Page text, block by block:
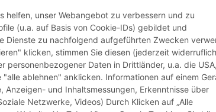
helfen, unser Webangebot zu verbessern und zu
(u.a. auf Basis von Cookie-IDs) gebildet und
Dienste zu nachfolgend aufgeführten Zwecken
klicken, stimmen Sie diesen (jederzeit
personenbezogener Daten in Drittländer, u.a. die
ablehnen" anklicken. Informationen auf einem
und Inhaltsmessungen, Erkenntnisse über
Netzwerke, Videos) Durch Klicken auf „Alle